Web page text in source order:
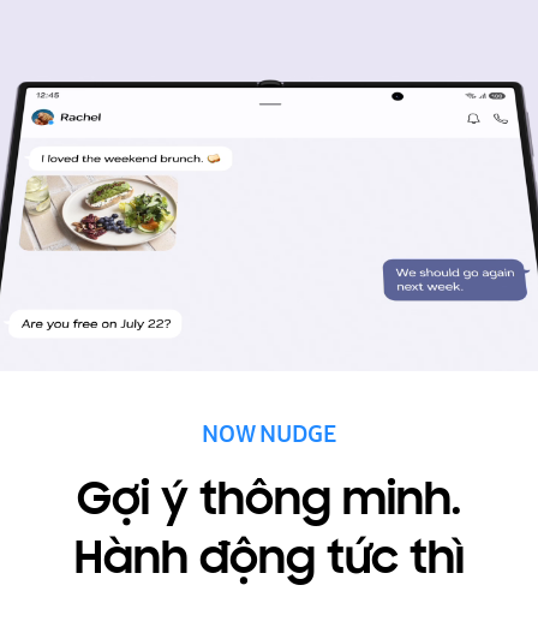
NOW NUDGE
Gợi ý thông minh.
Hành động tức thì